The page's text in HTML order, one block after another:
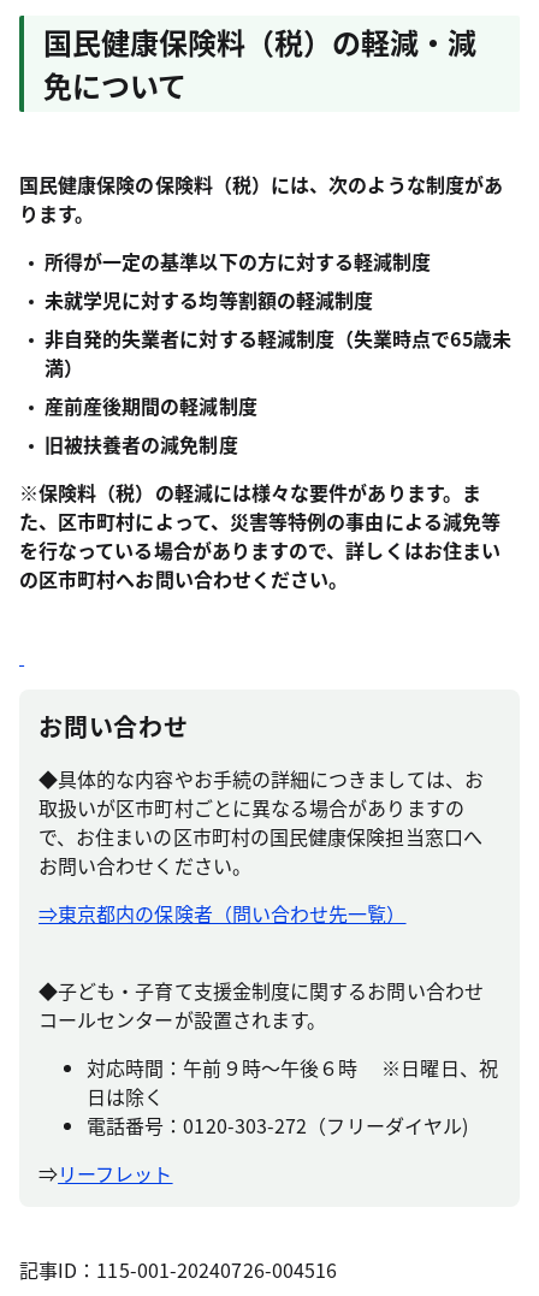
国民健康保険料（税）の軽減・減
免について
国民健康保険の保険料（税）には、次のような制度があ
ります。
所得が一定の基準以下の方に対する軽減制度
未就学児に対する均等割額の軽減制度
非自発的失業者に対する軽減制度（失業時点で65歳未
満）
産前産後期間の軽減制度
旧被扶養者の減免制度
※保険料（税）の軽減には様々な要件があります。ま
た、区市町村によって、災害等特例の事由による減免等
を行なっている場合がありますので、詳しくはお住まい
の区市町村へお問い合わせください。
お問い合わせ
◆具体的な内容やお手続の詳細につきましては、お
取扱いが区市町村ごとに異なる場合がありますの
で、お住まいの区市町村の国民健康保険担当窓口へ
お問い合わせください。
⇒東京都内の保険者（問い合わせ先一覧）
◆子ども・子育て支援金制度に関するお問い合わせ
コールセンターが設置されます。
対応時間：午前９時～午後６時 ※日曜日、祝
日は除く
電話番号：0120-303-272（フリーダイヤル)
⇒リーフレット
記事ID：115-001-20240726-004516